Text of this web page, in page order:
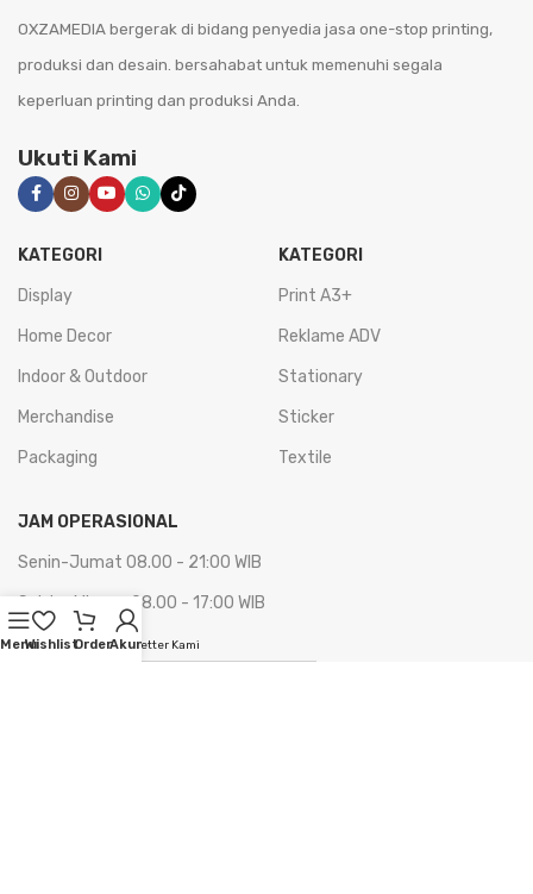
OXZAMEDIA bergerak di bidang penyedia jasa one-stop printing,
produksi dan desain. bersahabat untuk memenuhi segala
keperluan printing dan produksi Anda.
Ukuti Kami
KATEGORI
Display
Home Decor
Indoor & Outdoor
Merchandise
Packaging
KATEGORI
Print A3+
Reklame ADV
Stationary
Sticker
Textile
JAM OPERASIONAL
Senin-Jumat 08.00 - 21:00 WIB
Sabtu-Minggu 08.00 - 17:00 WIB
Berlangganan Newsletter Kami
MenuWishlistOrderAkun